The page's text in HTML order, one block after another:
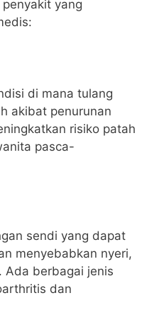
yang
di mana tulang
akibat penurunan
risiko patah
pasca-
sendi yang dapat
menyebabkan nyeri,
Ada berbagai jenis
dan